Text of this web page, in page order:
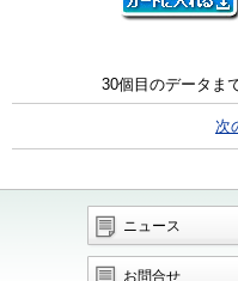
30個目のデータま
次
ニュース
お問合せ